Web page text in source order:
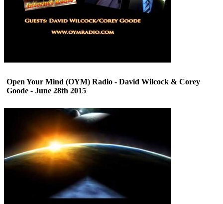
Open Your Mind (OYM) Radio - David Wilcock & Corey
Goode - June 28th 2015